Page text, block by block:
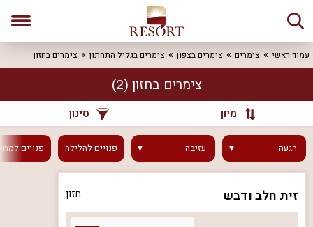
עמוד ראשי צימרים צימרים בצפון צימרים בגליל התחתון צימרים בחזון
צימרים בחזון (2)
מיון סינון
הגעה עזיבה פנוייםלהלילה פנויים
זית חלב ודבש חזון